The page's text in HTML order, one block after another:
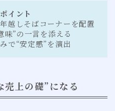
イント
越しそばコーナーを配置
味”の一言を添える
で“安定感”を演出
上の礎”になる